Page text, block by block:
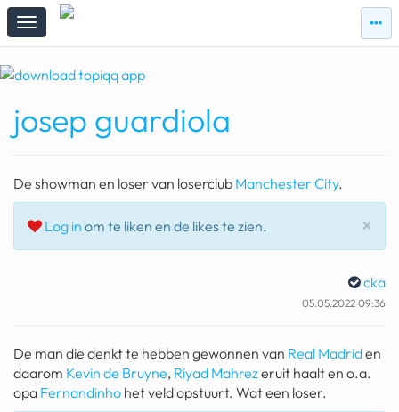
zie
topiqqs
zie
#vandaag
Topiqqs Reacties
ark van noach
pokemon kaarten
groenland
josep guardiola
De showman en loser van loserclub Manchester City.
×
Log in om te liken en de likes te zien.
cka
05.05.2022 09:36
De man die denkt te hebben gewonnen van Real Madriden
daarom Kevin de Bruyne, Riyad Mahrezeruit haalt en o.a.
opa Fernandinho het veld opstuurt. Wat een loser.